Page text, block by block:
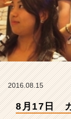
2016.08.15
8月17日